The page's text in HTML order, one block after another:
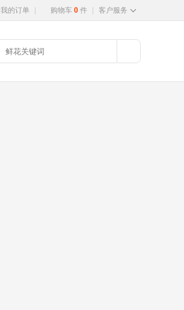
我的订单 购物车 0 件 客户服务